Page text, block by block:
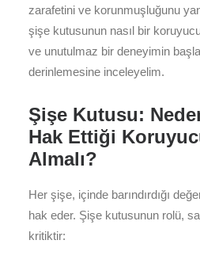
zarafetini ve korunmuşluğunu
şişe kutusunun nasıl bir
ve unutulmaz bir deneyimin
derinlemesine inceleyelim.
Şişe Kutusu:
Hak Ettiği
Almalı?
Her şişe, içinde barındırdığı
hak eder. Şişe kutusunun rolü,
kritiktir: